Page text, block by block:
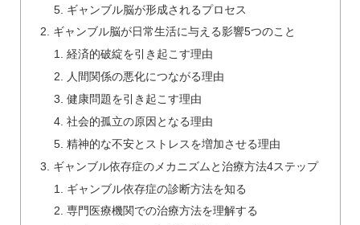
ギャンブル脳が形成されるプロセス
ギャンブル脳が日常生活に与える影響5つのこと
経済的破綻を引き起こす理由
人間関係の悪化につながる理由
健康問題を引き起こす理由
社会的孤立の原因となる理由
精神的な不安とストレスを増加させる理由
ギャンブル依存症のメカニズムと治療方法4ステップ
ギャンブル依存症の診断方法を知る
専門医療機関での治療方法を理解する